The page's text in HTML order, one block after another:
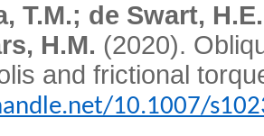
T.M.; de Swart,
H.M. (2020).
and frictional
10.1007/